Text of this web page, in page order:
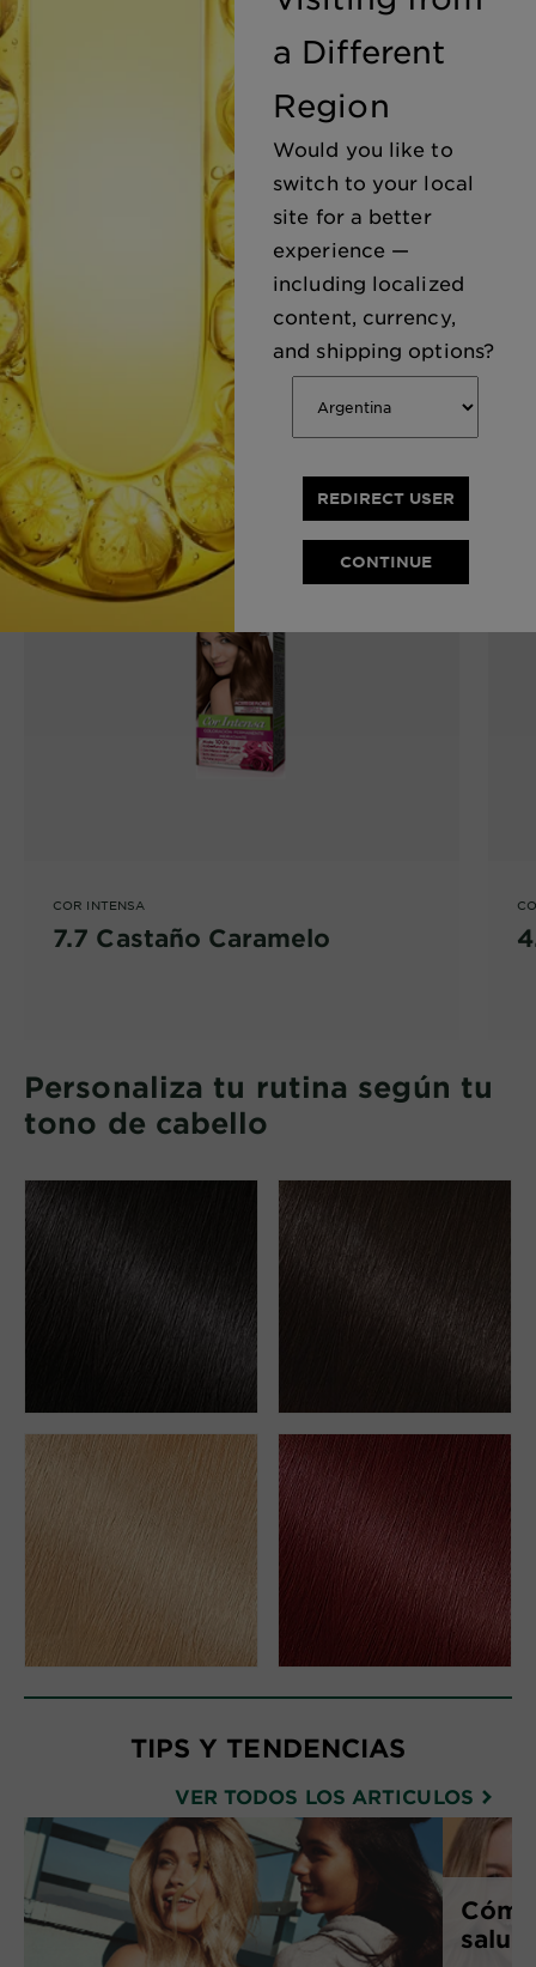
Probar un nuevo tono nunca fue tan
fácil. Diviértete cambiando el color de
tu cabello con nuestra herramienta de
prueba virtual.
Skin
personalizada
Encuentra los productos para
darle color a tu cabello
¡PRUÉBALO!
COR INTENSA
7.7 Castaño Caramelo
Personaliza tu rutina según tu
tono de cabello
TIPS Y TENDENCIAS
VER TODOS LOS ARTICULOS
a Different
Region
Would you like to
switch to your local
site for a better
experience —
including localized
content, currency,
and shipping options?
REDIRECT USER
CONTINUE